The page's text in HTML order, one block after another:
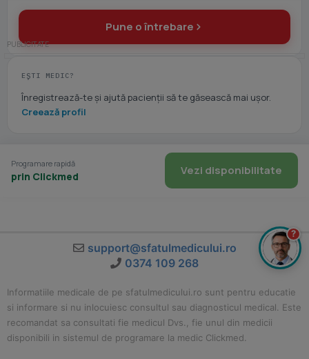
Pune o întrebare
EȘTI MEDIC?
Înregistrează-te și ajută pacienții să te găsească mai ușor.
Creează profil
Programare rapidă
prin Clickmed Vezi disponibilitate
support@sfatulmedicului.ro
0374 109 268
Informatiile medicale de pe sfatulmedicului.ro sunt pentru educatie
si informare si nu inlocuiesc consultul sau diagnosticul medical. Este
recomandat sa consultati fie medicul Dvs., fie unul din medicii
disponibili in sistemul de programare la medic Clickmed.
?